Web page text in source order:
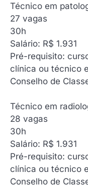
Técnico em
‍27 vagas
30h
Salário: R$ 1.931
Pré-requisito:
clínica ou técnico
Conselho de
Técnico em
‍28 vagas
30h
Salário: R$ 1.931
Pré-requisito:
clínica ou técnico
Conselho de